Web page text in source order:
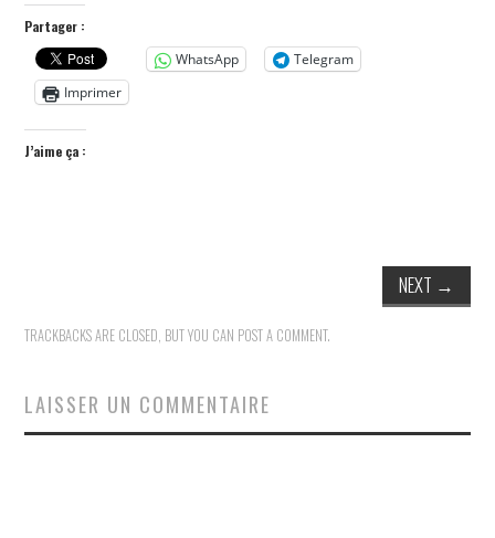
Partager :
WhatsApp
Telegram
Imprimer
J’aime ça :
NEXT →
TRACKBACKS ARE CLOSED, BUT YOU CAN POST A COMMENT.
LAISSER UN COMMENTAIRE